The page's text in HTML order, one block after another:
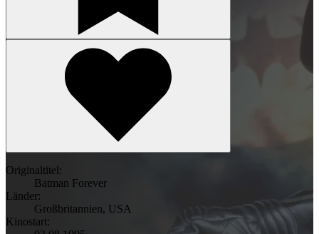
Originaltitel:
Batman Forever
Länder:
Großbritannien, USA
Kinostart: